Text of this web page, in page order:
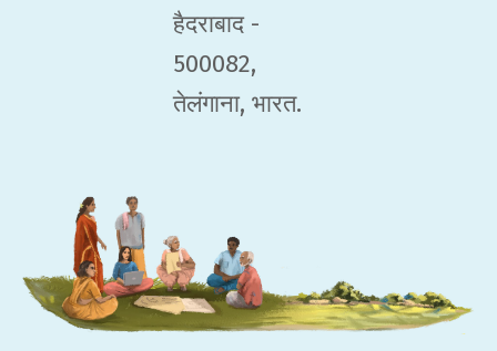
हैदराबाद -
500082,
तेलंगाना, भारत.